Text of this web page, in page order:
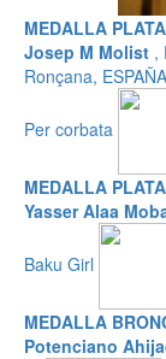
MEDALLA
Josep M Molist ,
Ronçana, ESPAÑA
Per corbata
MEDALLA
Yasser Alaa
Baku Girl
MEDALLA
Potenciano